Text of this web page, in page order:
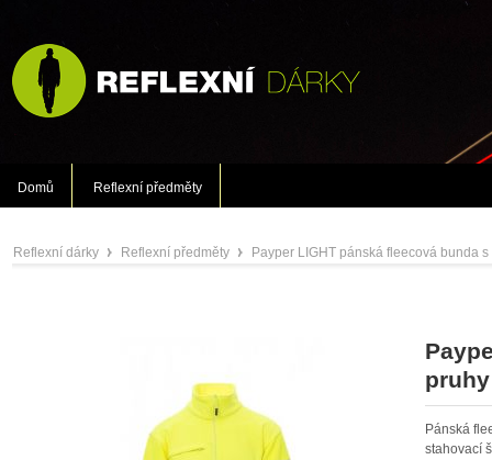
Domů Reflexní předměty
Reflexní dárky
Reflexní předměty
Payper LIGHT pánská fleecová bunda
Pánská
stahovací